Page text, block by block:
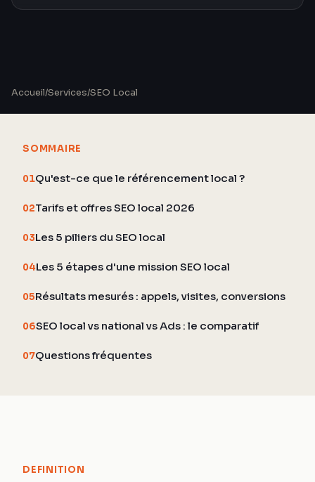
Accueil/Services/SEO Local
SOMMAIRE
01Qu'est-ce que le référencement local ?
02Tarifs et offres SEO local 2026
03Les 5 piliers du SEO local
04Les 5 étapes d'une mission SEO local
05Résultats mesurés : appels, visites, conversions
06SEO local vs national vs Ads : le comparatif
07Questions fréquentes
DEFINITION